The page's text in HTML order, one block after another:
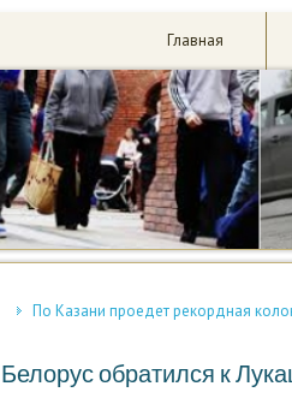
Главная
По Казани проедет рекордная
Белорус обратился к